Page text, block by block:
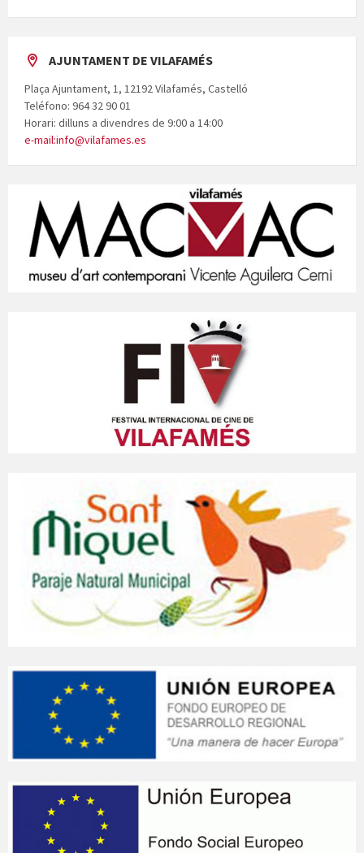
AJUNTAMENT DE VILAFAMÉS
Plaça Ajuntament, 1, 12192 Vilafamés, Castelló
Teléfono: 964 32 90 01
Horari: dilluns a divendres de 9:00 a 14:00
e-mail:info@vilafames.es